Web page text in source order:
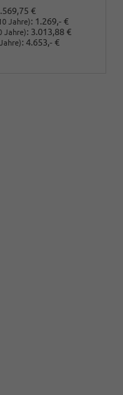
€
Jahre): 1.269,- €
Jahre): 3.013,88 €
: 4.653,- €